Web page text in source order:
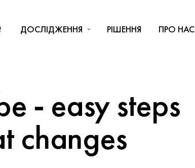
ДОСЛІДЖЕННЯ РІШЕННЯ ПРО НАС
- easy steps
changes